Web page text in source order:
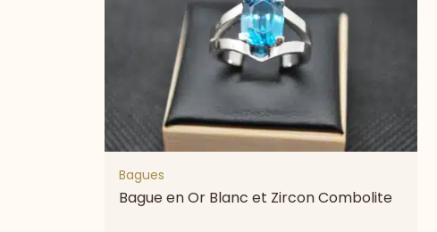
Bagues
Bague en Or Blanc et Zircon Combolite